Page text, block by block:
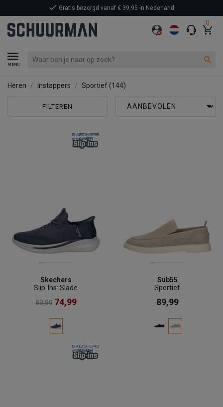
0
MENU
Heren Instappers Sportief(144)
FILTEREN
Skechers
Slip-Ins: Slade
89,99 74,99
Sub55
Sportief
89,99